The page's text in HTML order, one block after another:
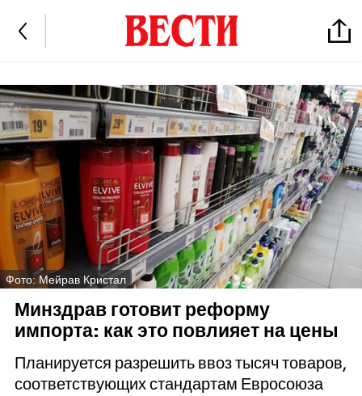
Фото: Мейрав Кристал
Минздрав готовит реформу
импорта: как это повлияет на цены
Планируется разрешить ввоз тысяч товаров,
соответствующих стандартам Евросоюза